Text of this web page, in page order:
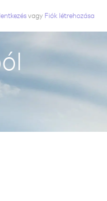
vagy Fiók létrehozása